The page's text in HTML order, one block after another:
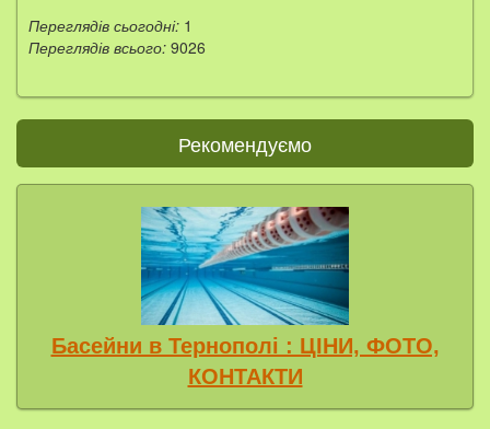
Переглядів сьогодні: 1
Переглядів всього: 9026
Рекомендуємо
Басейни в Тернополі : ЦІНИ, ФОТО,
КОНТАКТИ